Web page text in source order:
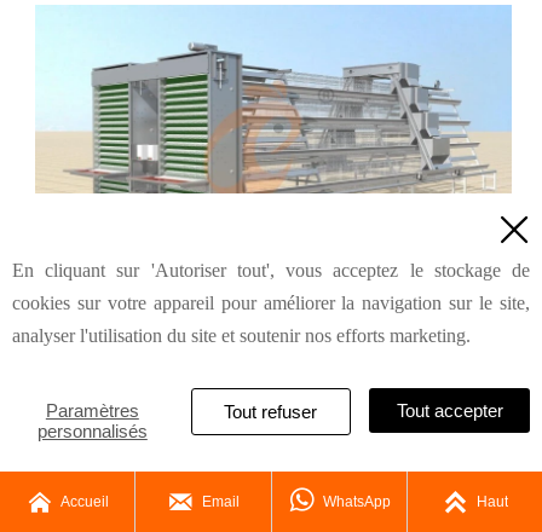
Structure de la cage
4. Conception de cages à poules
pondeuses de type A entièrement
automatiques VS semi-
automatiques: quelle est la
 Accueil  Email  WhatsApp  Haut

En cliquant sur 'Autoriser tout', vous acceptez le stockage de
cookies sur votre appareil pour améliorer la navigation sur le site,
analyser l'utilisation du site et soutenir nos efforts marketing.
Paramètres
personnalisés
Tout refuser Tout accepter